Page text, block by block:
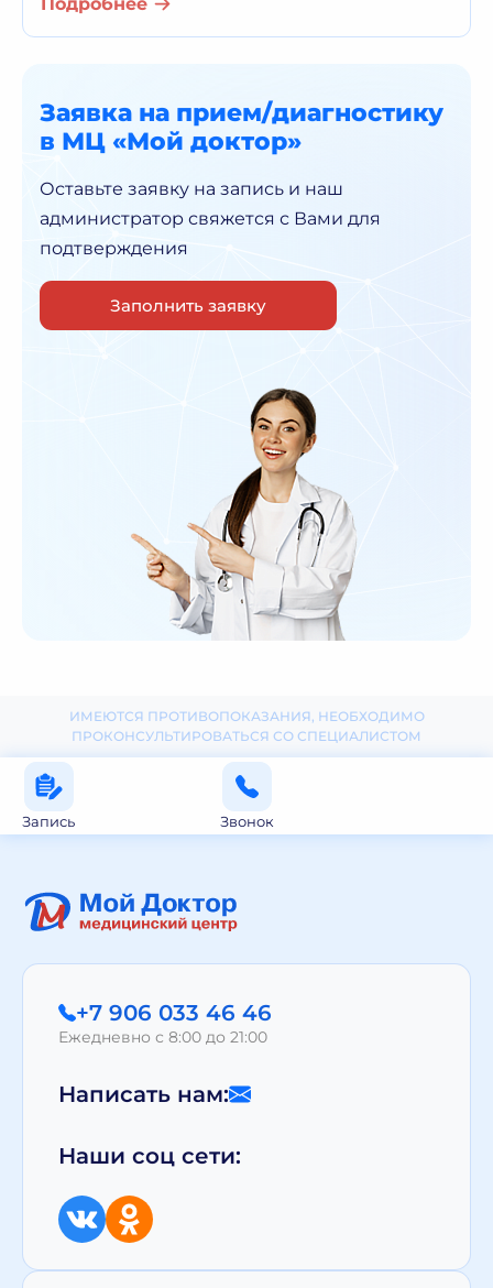
Заявка на прием/диагностику
в МЦ «Мой доктор»
Оставьте заявку на запись и наш
администратор свяжется с Вами для
подтверждения
Заполнить заявку
ИМЕЮТСЯ ПРОТИВОПОКАЗАНИЯ, НЕОБХОДИМО
ПРОКОНСУЛЬТИРОВАТЬСЯ СО СПЕЦИАЛИСТОМ
Запись Звонок
+7 906 033 46 46
Ежедневно с 8:00 до 21:00
Написать нам:
Наши соц сети: